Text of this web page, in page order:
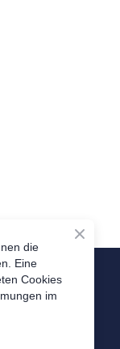
die
Eine
Cookies
im